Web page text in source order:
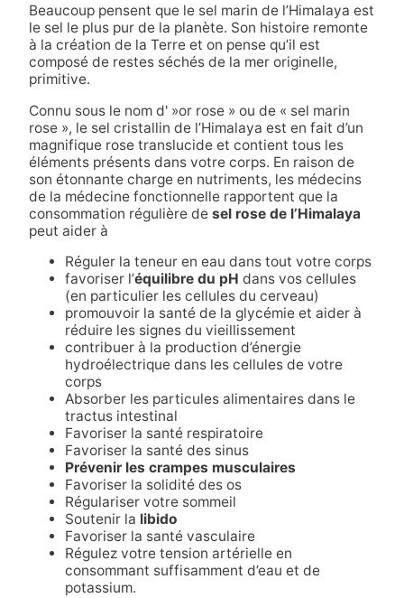
Beaucoup pensent que le sel marin de l’Himalaya est
le sel le plus pur de la planète. Son histoire remonte
à la création de la Terre et on pense qu’il est
composé de restes séchés de la mer originelle,
primitive.
Connu sous le nom d' »or rose » ou de « sel marin
rose », le sel cristallin de l’Himalaya est en fait d’un
magnifique rose translucide et contient tous les
éléments présents dans votre corps. En raison de
son étonnante charge en nutriments, les médecins
de la médecine fonctionnelle rapportent que la
consommation régulière de sel rose de l’Himalaya
peut aider à
Réguler la teneur en eau dans tout votre corps
favoriser l’équilibre du pH dans vos cellules
(en particulier les cellules du cerveau)
promouvoir la santé de la glycémie et aider à
réduire les signes du vieillissement
contribuer à la production d’énergie
hydroélectrique dans les cellules de votre
corps
Absorber les particules alimentaires dans le
tractus intestinal
Favoriser la santé respiratoire
Favoriser la santé des sinus
Prévenir les crampes musculaires
Favoriser la solidité des os
Régulariser votre sommeil
Soutenir la libido
Favoriser la santé vasculaire
Régulez votre tension artérielle en
consommant suffisamment d’eau et de
potassium.